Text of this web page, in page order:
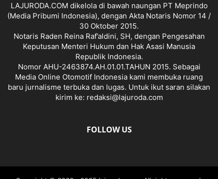
LAJURODA.COM dikelola di bawah naungan PT Meprindo
(Media Pribumi Indonesia), dengan Akta Notaris Nomor 14 /
30 Oktober 2015.
Notaris Raden Reina Raf’aldini, SH, dengan Pengesahan
Keputusan Menteri Hukum dan Hak Asasi Manusia
Republik Indonesia.
Nomor AHU-2463874.AH.01.01.TAHUN 2015. Sebagai
Media Online Otomotif Indonesia kami membuka ruang
baru jurnalisme terbuka dan lugas. Untuk ikut saran silakan
kirim ke: redaksi@lajuroda.com
FOLLOW US